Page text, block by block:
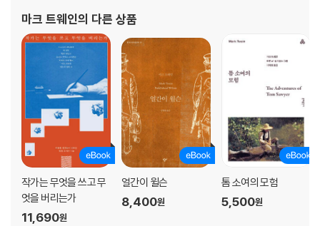
내인 일자리를 잃고 남군에 들
마크 트웨인의 다른 상품
작가는 무엇을 쓰고 무
엇을 버리는가
11,690원
얼간이 윌슨
8,400원
톰 소여의 모험
5,500원